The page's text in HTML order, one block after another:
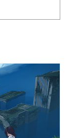
in which we can
we live in gets
cities”,